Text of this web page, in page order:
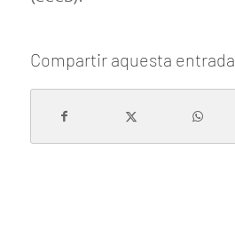
Compartir aquesta entrada